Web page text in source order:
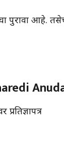
पुरावा आहे. तसेच